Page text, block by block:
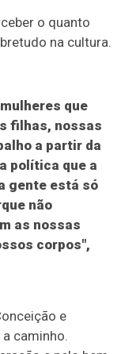
o quanto
na cultura.
que
filhas, nossas
a partir da
política que a
gente está só
não
as nossas
corpos",
e
caminho.